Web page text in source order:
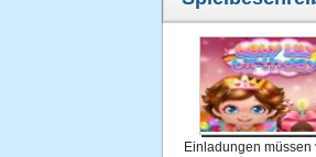
Einladungen